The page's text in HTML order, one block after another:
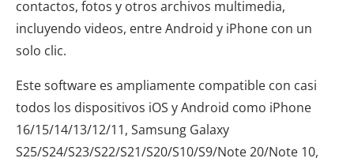
contactos, fotos y otros archivos multimedia,
incluyendo videos, entre Android y iPhone con un
solo clic.
Este software es ampliamente compatible con casi
todos los dispositivos iOS y Android como iPhone
16/15/14/13/12/11, Samsung Galaxy
S25/S24/S23/S22/S21/S20/S10/S9/Note 20/Note 10,